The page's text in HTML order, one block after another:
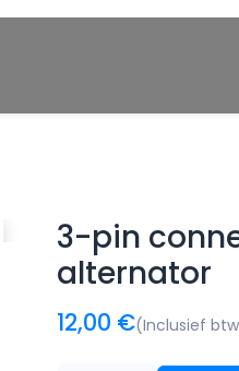
3-pin
alternator
12,00 €(Inclusief